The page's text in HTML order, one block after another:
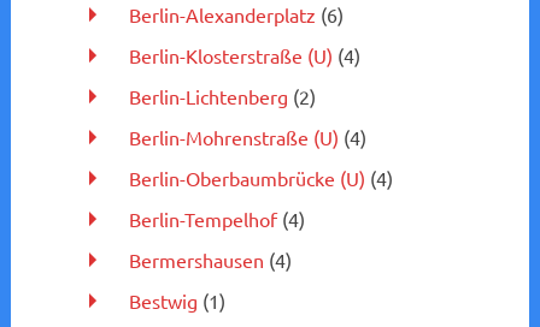
Berlin-Alexanderplatz (6)
Berlin-Klosterstraße (U) (4)
Berlin-Lichtenberg (2)
Berlin-Mohrenstraße (U) (4)
Berlin-Oberbaumbrücke (U) (4)
Berlin-Tempelhof(4)
Bermershausen (4)
Bestwig (1)